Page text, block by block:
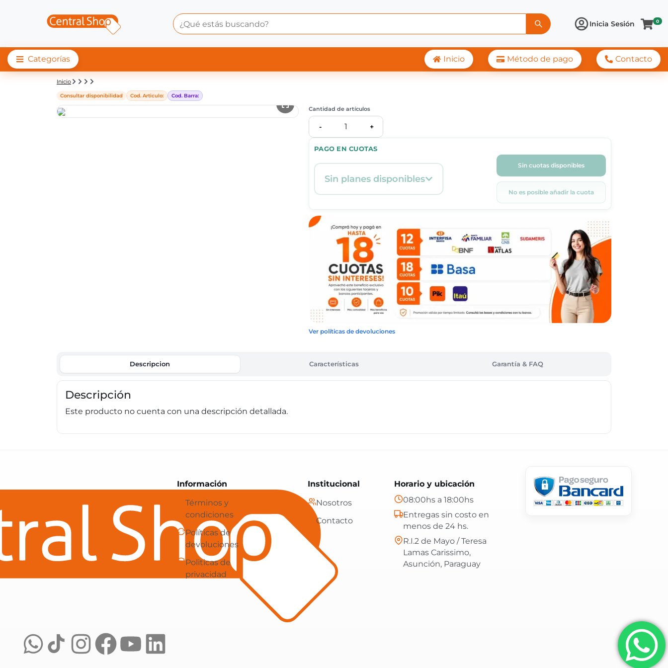
Inicia Sesión 0
Categorías Inicio Método de pago Contacto
Detalle de producto | Central Shop
Inicio
Consultar disponibilidad Cod. Articulo: Cod. Barra:
PAGO EN CUOTAS
Sin planes disponibles
Sin cuotas disponibles
No es posible añadir la cuota
Cantidad de artículos
- 1 +
Ver políticas de devoluciones
Descripcion Características Garantía & FAQ
Descripción
Este producto no cuenta con una descripción detallada.
Central Shop es tu e-commerce en Paraguay: tecnología, hogar y más, con envíos gratis en 24 hs y atención confiable.
Información
Términos y
condiciones
Políticas de
devoluciones
Politicas de
privacidad
Institucional
Nosotros
Contacto
Horario y ubicación
08:00hs a 18:00hs
Entregas sin costo en
menos de 24 hs.
R.I.2 de Mayo / Teresa
Lamas Carissimo,
Asunción, Paraguay